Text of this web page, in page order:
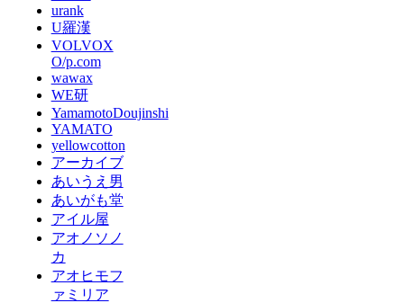
urank
U羅漢
VOLVOX
O/p.com
wawax
WE研
YamamotoDoujinshi
YAMATO
yellowcotton
アーカイブ
あいうえ男
あいがも堂
アイル屋
アオノソノ
カ
アオヒモフ
ァミリア